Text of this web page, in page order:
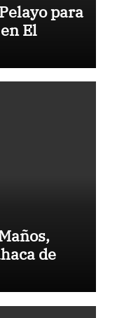
para
El
de